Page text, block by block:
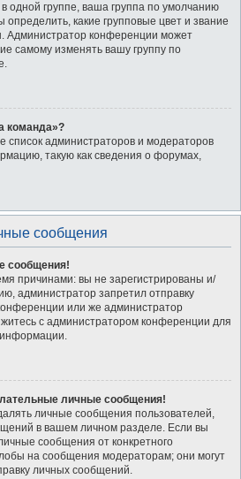
одной группе, ваша группа по умолчанию
определить, какие групповые цвет и звание
Администратор конференции может
самому изменять вашу группу по
команда»?
список администраторов и модераторов
такую как сведения о форумах,
сообщения
сообщения!
причинами: вы не зарегистрированы и/
администратор запретил отправку
или же администратор
с администратором конференции для
личные сообщения!
личные сообщения пользователей,
в вашем личном разделе. Если вы
сообщения от конкретного
на сообщения модераторам; они могут
личных сообщений.